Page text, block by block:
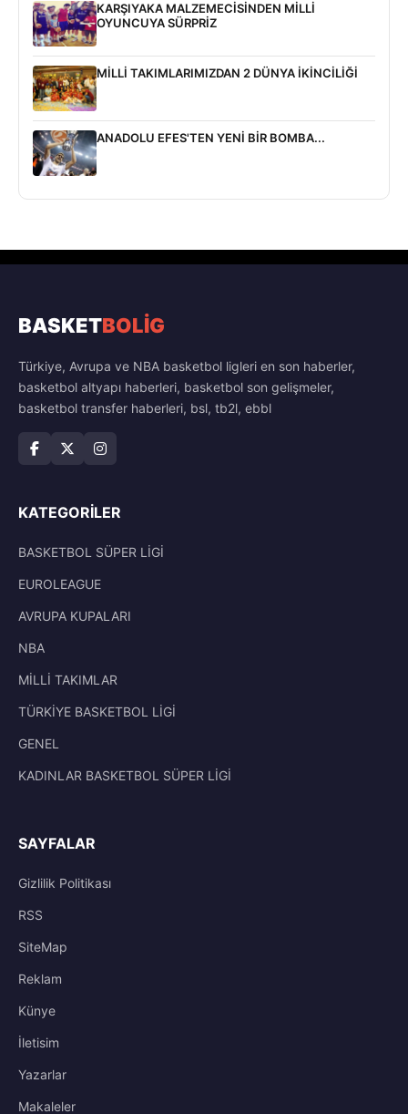
KARŞIYAKA MALZEMECİSİNDEN MİLLİ
OYUNCUYA SÜRPRİZ
MİLLİ TAKIMLARIMIZDAN 2 DÜNYA İKİNCİLİĞİ
ANADOLU EFES'TEN YENİ BİR BOMBA...
BASKETBOLİG
Türkiye, Avrupa ve NBA basketbol ligleri en son haberler,
basketbol altyapı haberleri, basketbol son gelişmeler,
basketbol transfer haberleri, bsl, tb2l, ebbl
KATEGORILER
BASKETBOL SÜPER LİGİ
EUROLEAGUE
AVRUPA KUPALARI
NBA
MİLLİ TAKIMLAR
TÜRKİYE BASKETBOL LİGİ
GENEL
KADINLAR BASKETBOL SÜPER LİGİ
SAYFALAR
Gizlilik Politikası
RSS
SiteMap
Reklam
Künye
İletisim
Yazarlar
Makaleler